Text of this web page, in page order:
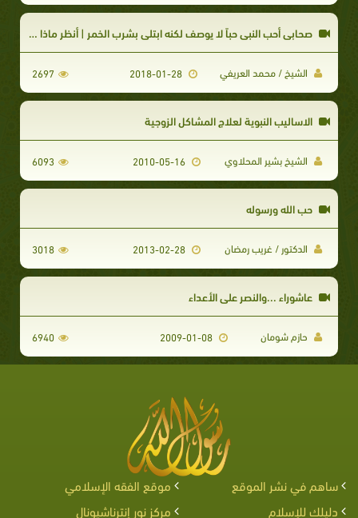
صحابي أحب النبي حباً لا يوصف لكنه ابتلي بشرب الخمر | أنظر ماذا قال له رسول الله
الشيخ / محمد العريفي 2018-01-28
2697
الاساليب النبوية لعلاج المشاكل الزوجية
الشيخ بشير المحلاوي 6093
حب الله ورسوله
الدكتور / غريب رمضان 3018
عاشوراء ...والنصر على الأعداء
حازم شومان 2009-01-08
6940
ساهم في نشر الموقع
موقع الفقه الإسلامي
دليلك للإسلام
مركز نور إنترناشيونال